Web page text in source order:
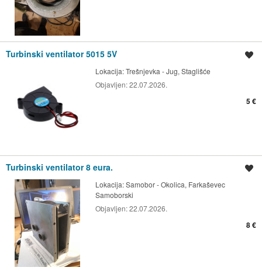
Turbinski ventilator 5015 5V
Lokacija:Trešnjevka - Jug, Staglišće
Objavljen:22.07.2026.
5 €
Turbinski ventilator 8 eura.
Lokacija:Samobor - Okolica, Farkaševec
Samoborski
Objavljen:22.07.2026.
8 €